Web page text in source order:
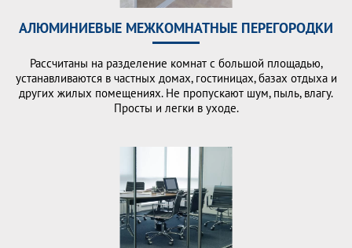
АЛЮМИНИЕВЫЕ МЕЖКОМНАТНЫЕ ПЕРЕГОРОДКИ
Рассчитаны на разделение комнат с большой площадью,
устанавливаются в частных домах, гостиницах, базах отдыха и
других жилых помещениях. Не пропускают шум, пыль, влагу.
Просты и легки в уходе.